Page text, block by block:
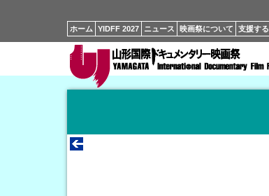
ホーム YIDFF 2027 ニュース 映画祭について 支援する